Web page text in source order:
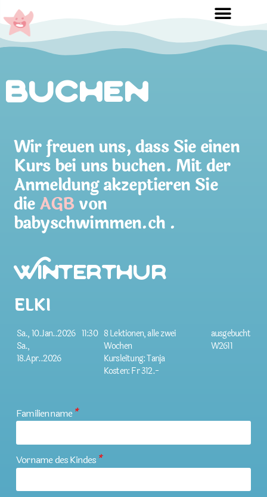
Buchen
Wir freuen uns, dass Sie einen
Kurs bei uns buchen. Mit der
Anmeldung akzeptieren Sie
dieAGBvon
babyschwimmen.ch .
Winterthur
ELKI
Sa., 10.Jan..2026
Sa.,
18.Apr..2026
11:30 8 Lektionen, alle zwei
Wochen
Kursleitung: Tanja
Kosten: Fr 312.-
ausgebucht
W2611
Familienname*
Vorname des Kindes *